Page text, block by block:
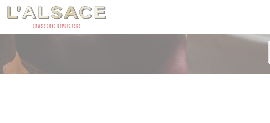
クッキー利用の管理について